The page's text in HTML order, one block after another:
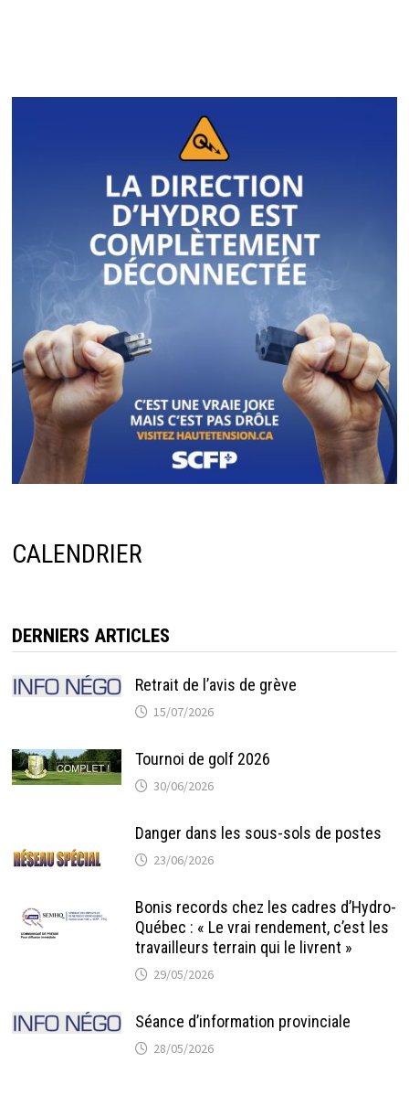
CALENDRIER
DERNIERS ARTICLES
Retrait de l’avis de grève
15/07/2026
Tournoi de golf 2026
30/06/2026
Danger dans les sous-sols de postes
23/06/2026
Bonis records chez les cadres d’Hydro-
Québec : « Le vrai rendement, c’est les
travailleurs terrain qui le livrent »
29/05/2026
Séance d’information provinciale
28/05/2026